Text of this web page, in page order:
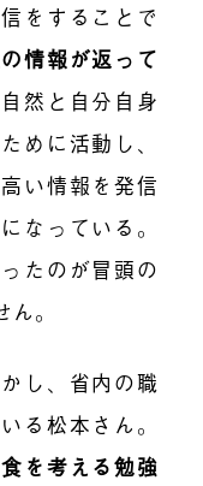
をすることで
情報が返って
然と自分自身
めに活動し、
い情報を発信
なっている。
たのが冒頭の
。
し、省内の職
る松本さん。
を考える勉強